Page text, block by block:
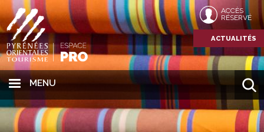
MENU
ACCÈS
RÉSERVÉ
ACTUALITÉS